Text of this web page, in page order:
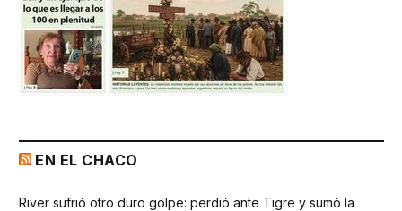
EN EL CHACO
River sufrió otro duro golpe: perdió ante Tigre y sumó la